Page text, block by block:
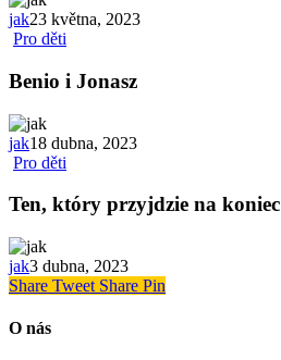
jak23 května, 2023
Pro děti
Benio i Jonasz
jak18 dubna, 2023
Pro děti
Ten, który przyjdzie na koniec
jak3 dubna, 2023
Share Tweet Share Pin
O nás